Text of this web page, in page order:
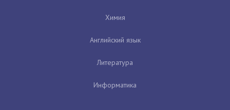
Химия
Английский язык
Литература
Информатика